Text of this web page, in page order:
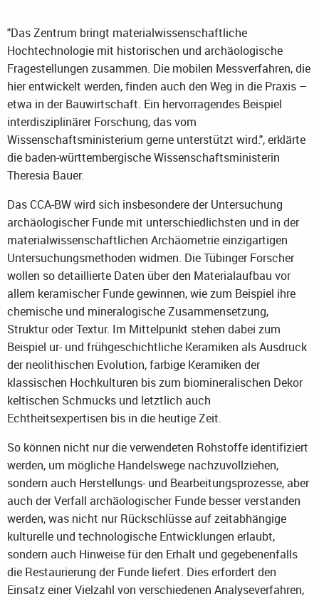
"Das Zentrum bringt materialwissenschaftliche
Hochtechnologie mit historischen und archäologische
Fragestellungen zusammen. Die mobilen Messverfahren, die
hier entwickelt werden, finden auch den Weg in die Praxis –
etwa in der Bauwirtschaft. Ein hervorragendes Beispiel
interdisziplinärer Forschung, das vom
Wissenschaftsministerium gerne unterstützt wird.", erklärte
die baden-württembergische Wissenschaftsministerin
Theresia Bauer.
Das CCA-BW wird sich insbesondere der Untersuchung
archäologischer Funde mit unterschiedlichsten und in der
materialwissenschaftlichen Archäometrie einzigartigen
Untersuchungsmethoden widmen. Die Tübinger Forscher
wollen so detaillierte Daten über den Materialaufbau vor
allem keramischer Funde gewinnen, wie zum Beispiel ihre
chemische und mineralogische Zusammensetzung,
Struktur oder Textur. Im Mittelpunkt stehen dabei zum
Beispiel ur- und frühgeschichtliche Keramiken als Ausdruck
der neolithischen Evolution, farbige Keramiken der
klassischen Hochkulturen bis zum biomineralischen Dekor
keltischen Schmucks und letztlich auch
Echtheitsexpertisen bis in die heutige Zeit.
So können nicht nur die verwendeten Rohstoffe identifiziert
werden, um mögliche Handelswege nachzuvollziehen,
sondern auch Herstellungs- und Bearbeitungsprozesse, aber
auch der Verfall archäologischer Funde besser verstanden
werden, was nicht nur Rückschlüsse auf zeitabhängige
kulturelle und technologische Entwicklungen erlaubt,
sondern auch Hinweise für den Erhalt und gegebenenfalls
die Restaurierung der Funde liefert. Dies erfordert den
Einsatz einer Vielzahl von verschiedenen Analyseverfahren,